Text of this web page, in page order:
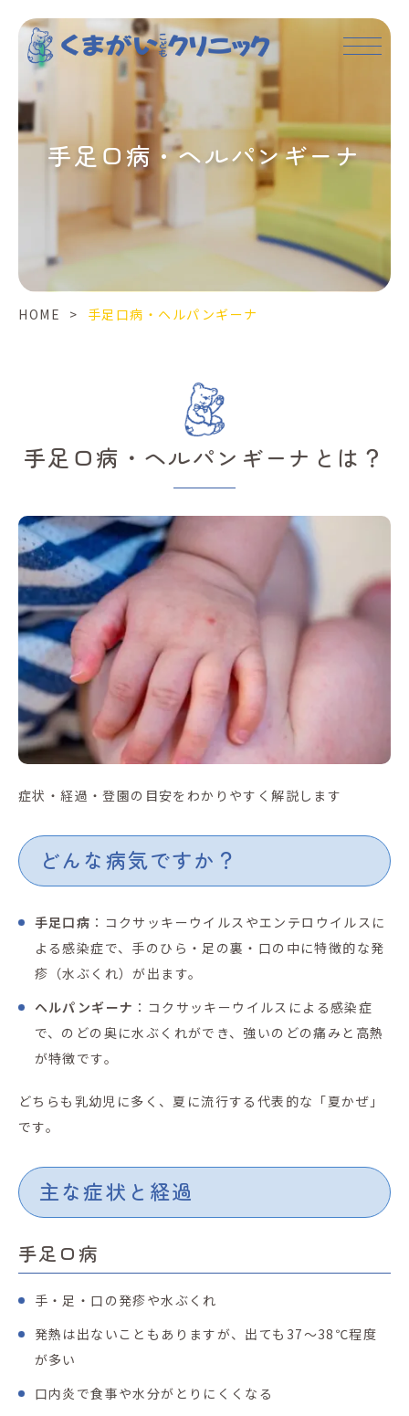
手
ヘ
ル
パ
手足口病・ヘルパンギーナ
HOME > 手足口病・ヘルパンギーナ
手足口病・ヘルパンギーナとは？
症状・経過・登園の目安をわかりやすく解説します
どんな病気ですか？
手足口病 ：コクサッキーウイルスやエンテロウイルスに
よる感染症で、手のひら・足の裏・口の中に特徴的な発
疹（水ぶくれ）が出ます。
ヘルパンギーナ ：コクサッキーウイルスによる感染症
で、のどの奥に水ぶくれができ、強いのどの痛みと高熱
が特徴です。
どちらも乳幼児に多く、夏に流行する代表的な「夏かぜ」
です。
主な症状と経過
手足口病
手・足・口の発疹や水ぶくれ
発熱は出ないこともありますが、出ても 37〜38℃程度
が多い
口内炎で食事や水分がとりにくくなる